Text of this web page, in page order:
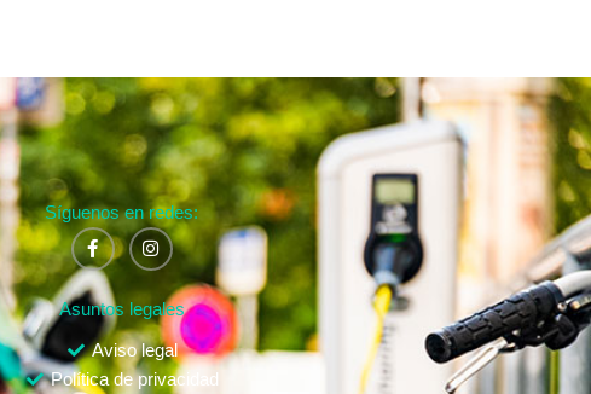
Síguenos en redes:
Asuntos legales
Aviso legal
Política de privacidad